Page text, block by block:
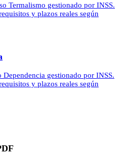
Termalismo gestionado por INSS.
y plazos reales según
gestionado por INSS.
y plazos reales según